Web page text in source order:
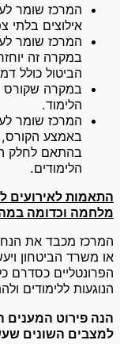
המרכז שומר
אילוצים בלתי
המרכז שומר
במקרה זה
הביטול כולל
במקרה שקורס
הלימוד.
המרכז שומר
באמצע הקורס,
בהתאם לחלק
הלימודים.
התאמות לאירועים
מלחמה וכדומה
המרכז מכבד את
או משרד הביטחון
הפרונטליים כסדרם
הנוגעות ללימודים
הנה פירוט המענים
למצבים השונים